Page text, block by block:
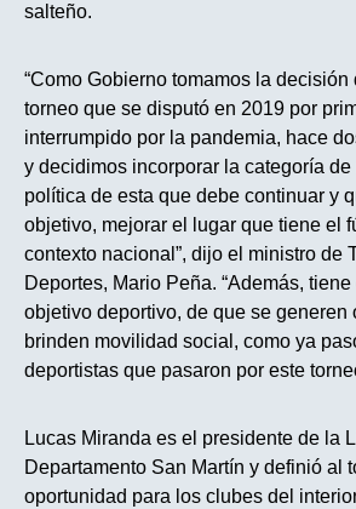
salteño.
“Como Gobierno tomamos la decisión
torneo que se disputó en 2019 por
interrumpido por la pandemia, hace
y decidimos incorporar la categoría
política de esta que debe continuar y
objetivo, mejorar el lugar que tiene el
contexto nacional”, dijo el ministro de
Deportes, Mario Peña. “Además,
objetivo deportivo, de que se generen
brinden movilidad social, como ya
deportistas que pasaron por este
Lucas Miranda es el presidente de la
Departamento San Martín y definió al
oportunidad para los clubes del